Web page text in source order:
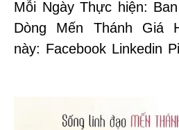
Mỗi Ngày Thực hiện:
Dòng Mến Thánh Giá
này: Facebook Linkedin